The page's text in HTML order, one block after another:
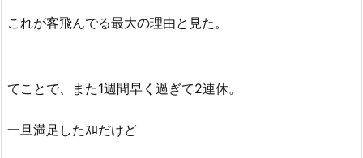
これが客飛んでる最大の理由と見た。
てことで、また1週間早く過ぎて2連休。
一旦満足したｽﾛだけど